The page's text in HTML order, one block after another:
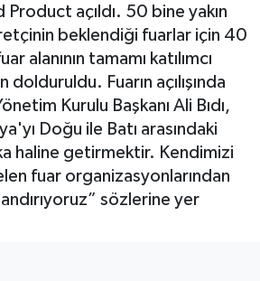
Product açıldı. 50 bine yakın
beklendiği fuarlar için 40
alanının tamamı katılımcı
Fuarın açılışında
Kurulu Başkanı Ali Bıdı,
Doğu ile Batı arasındaki
haline getirmektir. Kendimizi
fuar organizasyonlarından
sözlerine yer